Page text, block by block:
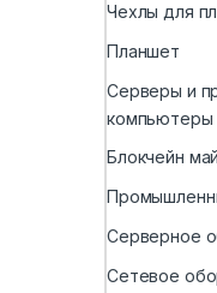
Чехлы для
Планшет
Серверы и
компьютеры
Блокчейн
Серверное
Сетевое